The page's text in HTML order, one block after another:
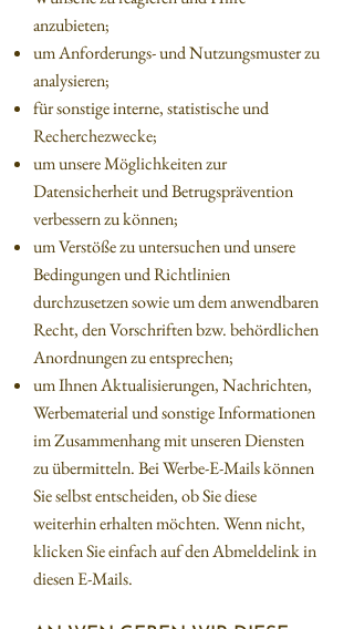
anzubieten;
um Anforderungs- und Nutzungsmuster zu
analysieren;
für sonstige interne, statistische und
Recherchezwecke;
um unsere Möglichkeiten zur
Datensicherheit und Betrugsprävention
verbessern zu können;
um Verstöße zu untersuchen und unsere
Bedingungen und Richtlinien
durchzusetzen sowie um dem anwendbaren
Recht, den Vorschriften bzw. behördlichen
Anordnungen zu entsprechen;
um Ihnen Aktualisierungen, Nachrichten,
Werbematerial und sonstige Informationen
im Zusammenhang mit unseren Diensten
zu übermitteln. Bei Werbe-E-Mails können
Sie selbst entscheiden, ob Sie diese
weiterhin erhalten möchten. Wenn nicht,
klicken Sie einfach auf den Abmeldelink in
diesen E-Mails.